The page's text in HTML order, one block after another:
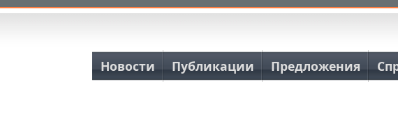
Основная навигация
Новости Публикации Предложения